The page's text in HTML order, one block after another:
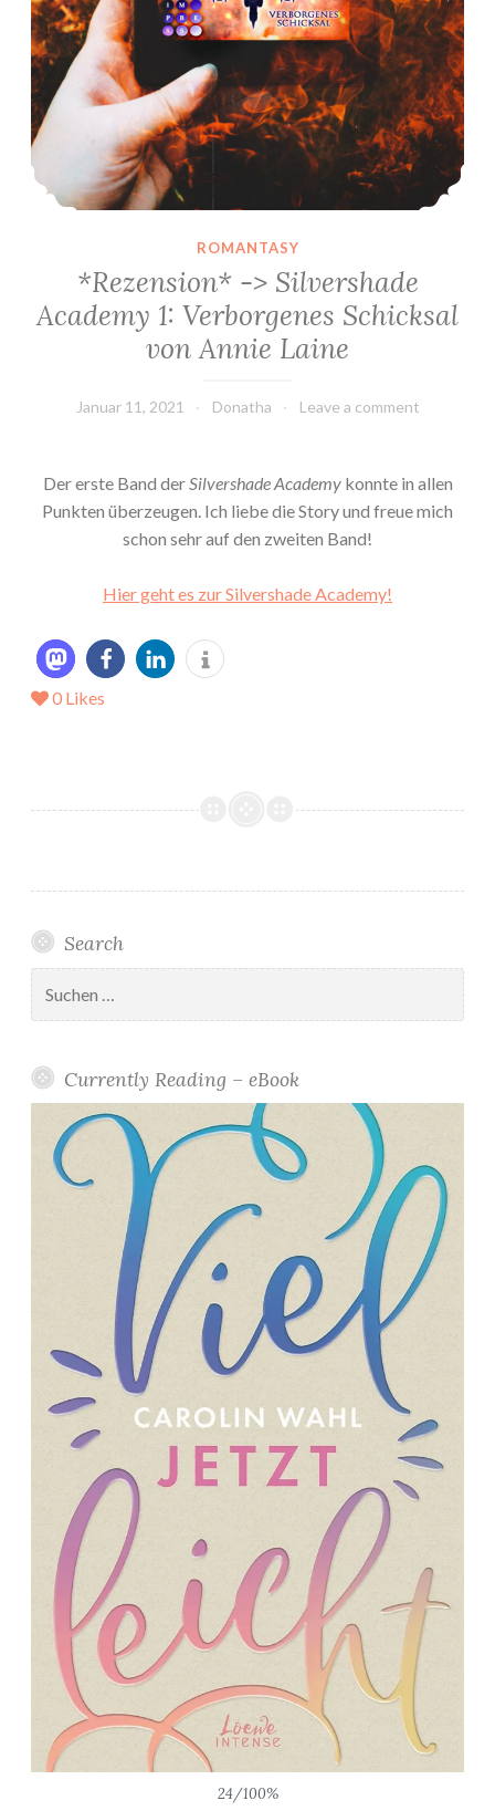
ROMANTASY
*Rezension* -> Silvershade
Academy 1: Verborgenes Schicksal
von Annie Laine
Januar 11, 2021 Donatha Leave a comment
Der erste Band derSilvershade Academykonnte in allen
Punkten überzeugen. Ich liebe die Story und freue mich
schon sehr auf den zweiten Band!
Hier geht es zur Silvershade Academy!
0 Likes
Search
nach:
Currently Reading – eBook
24/100%